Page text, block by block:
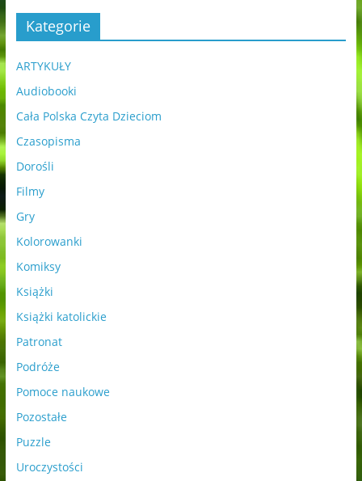
Kategorie
ARTYKUŁY
Audiobooki
Cała Polska Czyta Dzieciom
Czasopisma
Dorośli
Filmy
Gry
Kolorowanki
Komiksy
Książki
Książki katolickie
Patronat
Podróże
Pomoce naukowe
Pozostałe
Puzzle
Uroczystości